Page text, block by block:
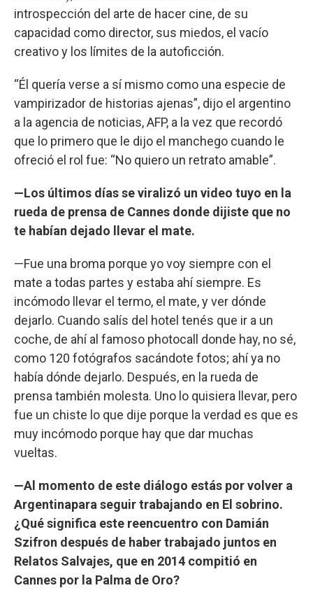
introspección del arte de hacer cine, de su
capacidad como director, sus miedos, el vacío
creativo y los límites de la autoficción.
“Él quería verse a sí mismo como una especie de
vampirizador de historias ajenas”, dijo el argentino
a la agencia de noticias, AFP, a la vez que recordó
que lo primero que le dijo el manchego cuando le
ofreció el rol fue: “No quiero un retrato amable”.
—Los últimos días se viralizó un video tuyo en la
rueda de prensa de Cannes donde dijiste que no
te habían dejado llevar el mate.
—Fue una broma porque yo voy siempre con el
mate a todas partes y estaba ahí siempre. Es
incómodo llevar el termo, el mate, y ver dónde
dejarlo. Cuando salís del hotel tenés que ir a un
coche, de ahí al famoso photocall donde hay, no sé,
como 120 fotógrafos sacándote fotos; ahí ya no
había dónde dejarlo. Después, en la rueda de
prensa también molesta. Uno lo quisiera llevar, pero
fue un chiste lo que dije porque la verdad es que es
muy incómodo porque hay que dar muchas
vueltas.
—Al momento de este diálogo estás por volver a
Argentinapara seguir trabajando en El sobrino.
¿Qué significa este reencuentro con Damián
Szifron después de haber trabajado juntos en
Relatos Salvajes, que en 2014 compitió en
Cannes por la Palma de Oro?